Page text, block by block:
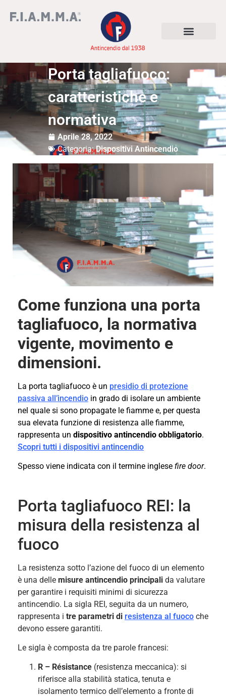
Porta tagliafuoco:
caratteristiche e
normativa
Aprile 28, 2022
Categoria: Dispositivi Antincendio
Come funziona una porta
tagliafuoco, la normativa
vigente, movimento e
dimensioni.
La porta tagliafuoco è un presidio di protezione
passiva all’incendio in grado di isolare un ambiente
nel quale si sono propagate le fiamme e, per questa
sua elevata funzione di resistenza alle fiamme,
rappresenta un dispositivo antincendio obbligatorio.
Scopri tutti i dispositivi antincendio
Spesso viene indicata con il termine inglese fire door.
Porta tagliafuoco REI: la
misura della resistenza al
fuoco
La resistenza sotto l’azione del fuoco di un elemento
è una delle misure antincendio principali da valutare
per garantire i requisiti minimi di sicurezza
antincendio. La sigla REI, seguita da un numero,
rappresenta i tre parametri di resistenza al fuoco che
devono essere garantiti.
Le sigla è composta da tre parole francesi:
R – Résistance (resistenza meccanica): si
riferisce alla stabilità statica, tenuta e
isolamento termico dell’elemento a fronte di